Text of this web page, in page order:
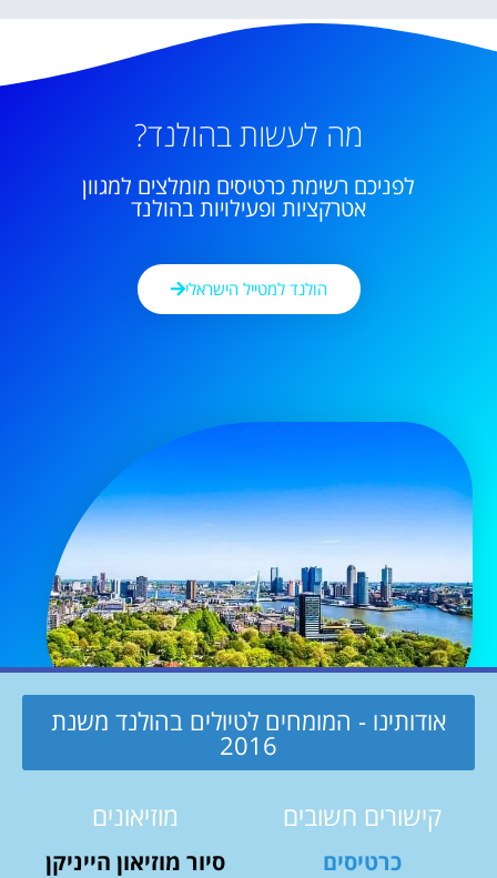
מה לעשות בהולנד?
לפניכם רשימת כרטיסים מומלצים למגוון
אטרקציות ופעילויות בהולנד
הולנד למטייל הישראלי
אודותינו - המומחים לטיולים בהולנד משנת
2016
קישורים חשובים
כרטיסים
מוזיאונים
סיור מוזיאון הייניקן